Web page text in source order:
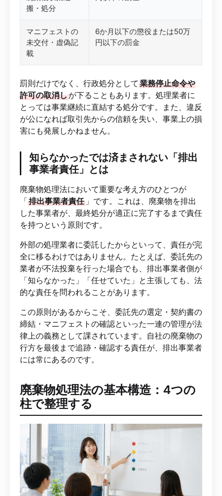
搬・処分
マニフェストの
未交付・虚偽記
載
6か月以下の懲役または50万
円以下の罰金
罰則だけでなく、行政処分として 業務停止命令や
許可の取消しが下ることもあります。処理業者に
とっては事業継続に直結する処分です。また、違反
が公になれば取引先からの信頼を失い、事業上の損
害にも発展しかねません。
知らなかったでは済まされない「排出
事業者責任」とは
廃棄物処理法において重要な考え方のひとつが
「排出事業者責任 」です。これは、廃棄物を排出
した事業者が、最終処分が適正に完了するまで責任
を持つという原則です。
外部の処理業者に委託したからといって、責任が完
全に移るわけではありません。たとえば、委託先の
業者が不法投棄を行った場合でも、排出事業者側が
「知らなかった」「任せていた」と主張しても、法
的な責任を問われることがあります。
この原則があるからこそ、委託先の選定・契約書の
締結・マニフェストの確認といった一連の管理が法
律上の義務として課されています。自社の廃棄物の
行方を最後まで追跡・確認する責任が、排出事業者
には常にあるのです。
廃棄物処理法の基本構造：4つの
柱で整理する